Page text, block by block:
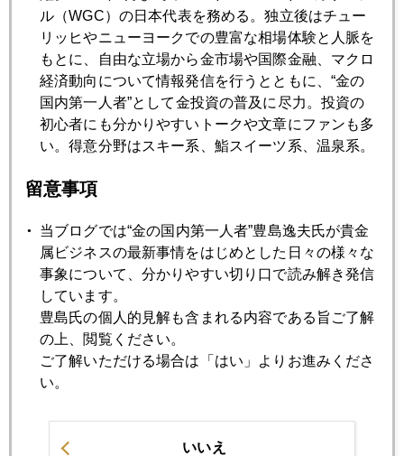
2019年02月21日
「スキーヤーの親指」という怪我
2019年02月20日
2019年02月19日
金とインフレ
2019年02月18日
有事の金復活か？
2019年02月15日
ル（WGC）の日本代表を務める。独立後はチュー
リッヒやニューヨークでの豊富な相場体験と人脈を
もとに、自由な立場から金市場や国際金融、マクロ
経済動向について情報発信を行うとともに、“金の
国内第一人者”として金投資の普及に尽力。投資の
初心者にも分かりやすいトークや文章にファンも多
い。得意分野はスキー系、鮨スイーツ系、温泉系。
留意事項
当ブログでは“金の国内第一人者”豊島逸夫氏が貴金
属ビジネスの最新事情をはじめとした日々の様々な
事象について、分かりやすい切り口で読み解き発信
しています。
豊島氏の個人的見解も含まれる内容である旨ご了解
の上、閲覧ください。
ご了解いただける場合は「はい」よりお進みくださ
い。
いいえ